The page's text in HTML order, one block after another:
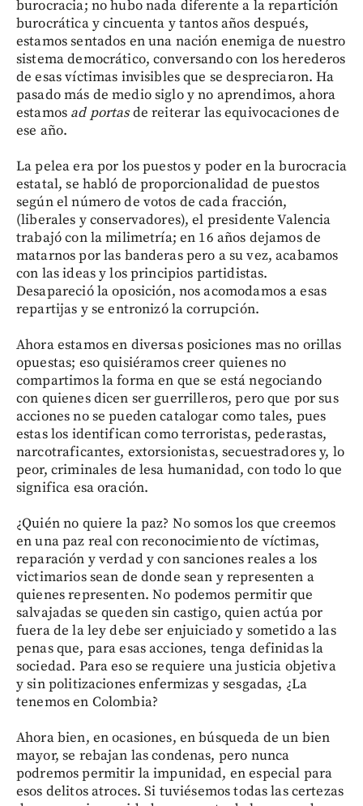
burocracia; no hubo nada diferente a la repartición
burocrática y cincuenta y tantos años después,
estamos sentados en una nación enemiga de nuestro
sistema democrático, conversando con los herederos
de esas víctimas invisibles que se despreciaron. Ha
pasado más de medio siglo y no aprendimos, ahora
estamos ad portasde reiterar las equivocaciones de
ese año.
La pelea era por los puestos y poder en la burocracia
estatal, se habló de proporcionalidad de puestos
según el número de votos de cada fracción,
(liberales y conservadores), el presidente Valencia
trabajó con la milimetría; en 16 años dejamos de
matarnos por las banderas pero a su vez, acabamos
con las ideas y los principios partidistas.
Desapareció la oposición, nos acomodamos a esas
repartijas y se entronizó la corrupción.
Ahora estamos en diversas posiciones mas no orillas
opuestas; eso quisiéramos creer quienes no
compartimos la forma en que se está negociando
con quienes dicen ser guerrilleros, pero que por sus
acciones no se pueden catalogar como tales, pues
estas los identifican como terroristas, pederastas,
narcotraficantes, extorsionistas, secuestradores y, lo
peor, criminales de lesa humanidad, con todo lo que
significa esa oración.
¿Quién no quiere la paz? No somos los que creemos
en una paz real con reconocimiento de víctimas,
reparación y verdad y con sanciones reales a los
victimarios sean de donde sean y representen a
quienes representen. No podemos permitir que
salvajadas se queden sin castigo, quien actúa por
fuera de la ley debe ser enjuiciado y sometido a las
penas que, para esas acciones, tenga definidas la
sociedad. Para eso se requiere una justicia objetiva
y sin politizaciones enfermizas y sesgadas, ¿La
tenemos en Colombia?
Ahora bien, en ocasiones, en búsqueda de un bien
mayor, se rebajan las condenas, pero nunca
podremos permitir la impunidad, en especial para
esos delitos atroces. Si tuviésemos todas las certezas